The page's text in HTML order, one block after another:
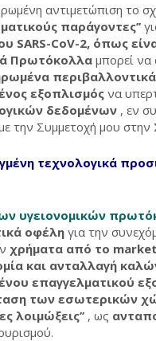
αντιμετώπιση το
παράγοντες’’
SARS-CoV-2, όπως
Πρωτόκολλα μπορεί
εξοπλισμός να
δεδομένων , εν
την Συμμετοχή μου
τεχνολογικά
υγειονομικών
οφέλη για την
χρήματα από το
και ανταλλαγή
επαγγελματικού
των εσωτερικών
λοιμώξεις’’ , ως